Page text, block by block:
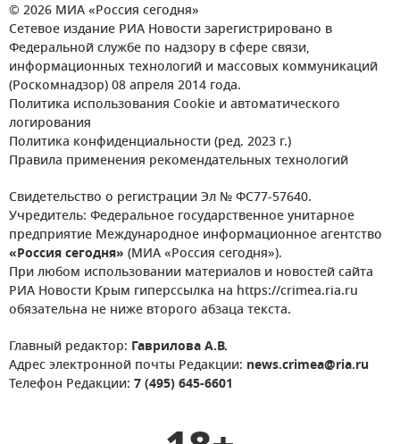
© 2026 МИА «Россия сегодня»
Сетевое издание РИА Новости зарегистрировано в
Федеральной службе по надзору в сфере связи,
информационных технологий и массовых коммуникаций
(Роскомнадзор) 08 апреля 2014 года.
Политика использования Cookie и автоматического
логирования
Политика конфиденциальности (ред. 2023 г.)
Правила применения рекомендательных технологий
Свидетельство о регистрации Эл № ФС77-57640.
Учредитель: Федеральное государственное унитарное
предприятие Международное информационное агентство
«Россия сегодня» (МИА «Россия сегодня»).
При любом использовании материалов и новостей сайта
РИА Новости Крым гиперссылка на https://crimea.ria.ru
обязательна не ниже второго абзаца текста.
Главный редактор: Гаврилова А.В.
Адрес электронной почты Редакции: news.crimea@ria.ru
Телефон Редакции: 7 (495) 645-6601